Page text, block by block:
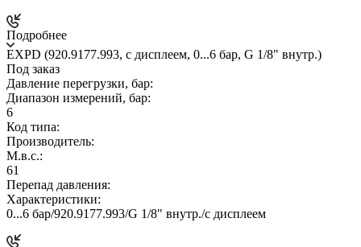
Подробнее
EXPD (920.9177.993, с дисплеем, 0...6 бар, G 1/8" внутр.)
Под заказ
Давление перегрузки, бар:
Диапазон измерений, бар:
6
Код типа:
Производитель:
М.в.с.:
61
Перепад давления:
Характеристики:
0...6 бар/920.9177.993/G 1/8" внутр./с дисплеем